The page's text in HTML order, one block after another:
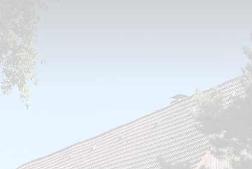
Sport + Bewegung Aktuelles